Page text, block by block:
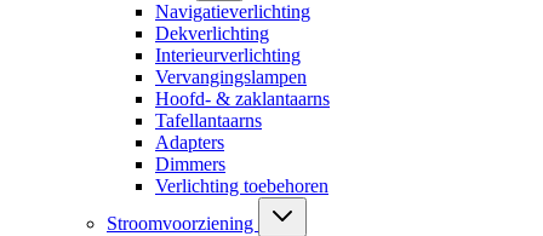
Navigatieverlichting
Dekverlichting
Interieurverlichting
Vervangingslampen
Hoofd- & zaklantaarns
Tafellantaarns
Adapters
Dimmers
Verlichting toebehoren
Stroomvoorziening